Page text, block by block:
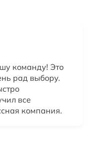
команду! Это
рад выбору.
все
компания.